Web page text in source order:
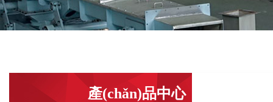
產(chǎn)品中心